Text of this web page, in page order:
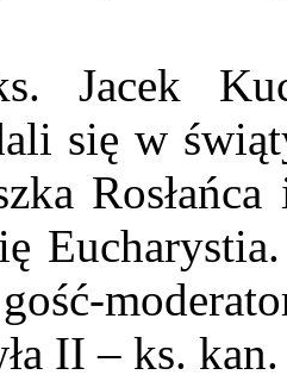
Jacek
się w
II – ks.